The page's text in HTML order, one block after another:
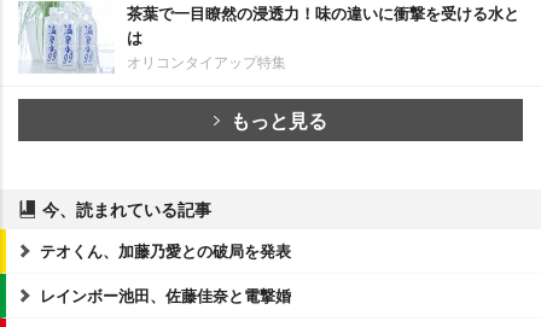
茶葉で一目瞭然の浸透力！味の違いに衝撃を受ける水と
は
オリコンタイアップ特集
もっと見る
今、読まれている記事
テオくん、加藤乃愛との破局を発表
レインボー池田、佐藤佳奈と電撃婚